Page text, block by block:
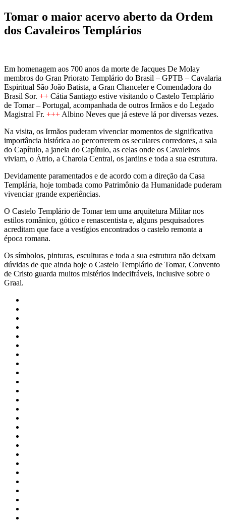
Tomar o maior acervo aberto da Ordem
dos Cavaleiros Templários
Em homenagem aos 700 anos da morte de Jacques De Molay
membros do Gran Priorato Templário do Brasil – GPTB – Cavalaria
Espiritual São João Batista, a Gran Chanceler e Comendadora do
Brasil Sor. ++ Cátia Santiago estive visitando o Castelo Templário
de Tomar – Portugal, acompanhada de outros Irmãos e do Legado
Magistral Fr. +++ Albino Neves que já esteve lá por diversas vezes.
Na visita, os Irmãos puderam vivenciar momentos de significativa
importância histórica ao percorrerem os seculares corredores, a sala
do Capítulo, a janela do Capítulo, as celas onde os Cavaleiros
viviam, o Átrio, a Charola Central, os jardins e toda a sua estrutura.
Devidamente paramentados e de acordo com a direção da Casa
Templária, hoje tombada como Patrimônio da Humanidade puderam
vivenciar grande experiências.
O Castelo Templário de Tomar tem uma arquitetura Militar nos
estilos românico, gótico e renascentista e, alguns pesquisadores
acreditam que face a vestígios encontrados o castelo remonta a
época romana.
Os símbolos, pinturas, esculturas e toda a sua estrutura não deixam
dúvidas de que ainda hoje o Castelo Templário de Tomar, Convento
de Cristo guarda muitos mistérios indecifráveis, inclusive sobre o
Graal.